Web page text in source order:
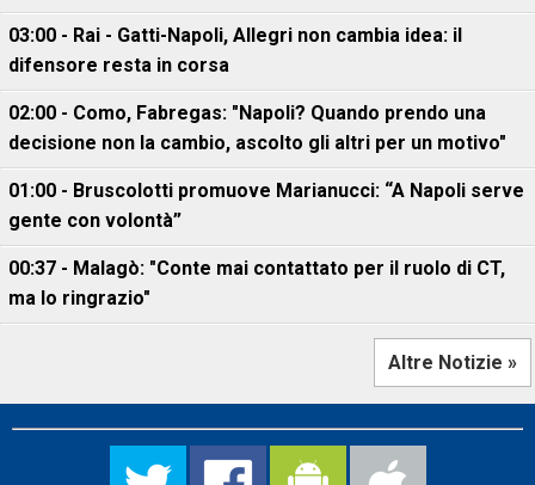
03:00 - Rai - Gatti-Napoli, Allegri non cambia idea: il
difensore resta in corsa
02:00 - Como, Fabregas: "Napoli? Quando prendo una
decisione non la cambio, ascolto gli altri per un motivo"
01:00 - Bruscolotti promuove Marianucci: “A Napoli serve
gente con volontà”
00:37 - Malagò: "Conte mai contattato per il ruolo di CT,
ma lo ringrazio"
Altre Notizie »